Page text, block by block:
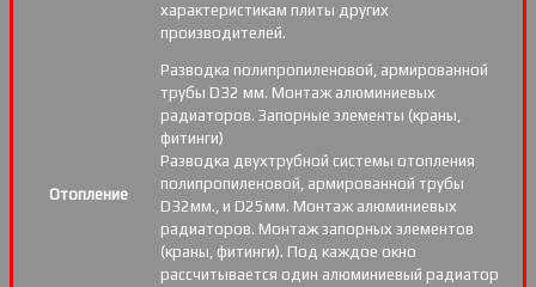
характеристикам плиты других
производителей.
Отопление
Разводка полипропиленовой, армированной
трубы D32 мм. Монтаж алюминиевых
радиаторов. Запорные элементы (краны,
фитинги)
Разводка двухтрубной системы отопления
полипропиленовой, армированной трубы
D32мм., и D25мм. Монтаж алюминиевых
радиаторов. Монтаж запорных элементов
(краны, фитинги). Под каждое окно
рассчитывается один алюминиевый радиатор